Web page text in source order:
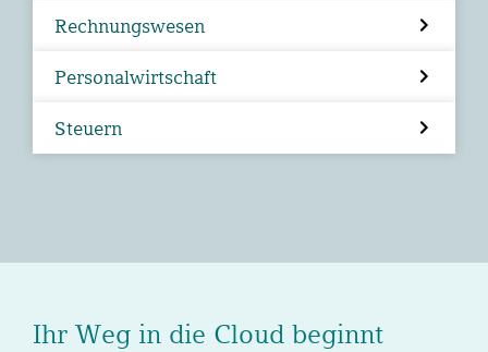
Rechnungswesen
Personalwirtschaft
Steuern
Ihr Weg in die Cloud beginnt